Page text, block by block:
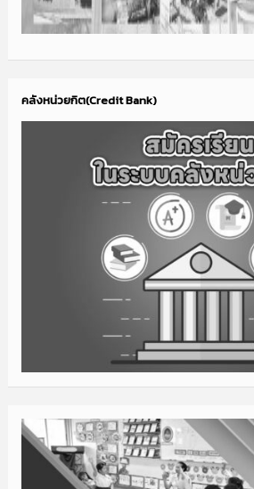
คลังหน่วยกิต(Credit Bank)